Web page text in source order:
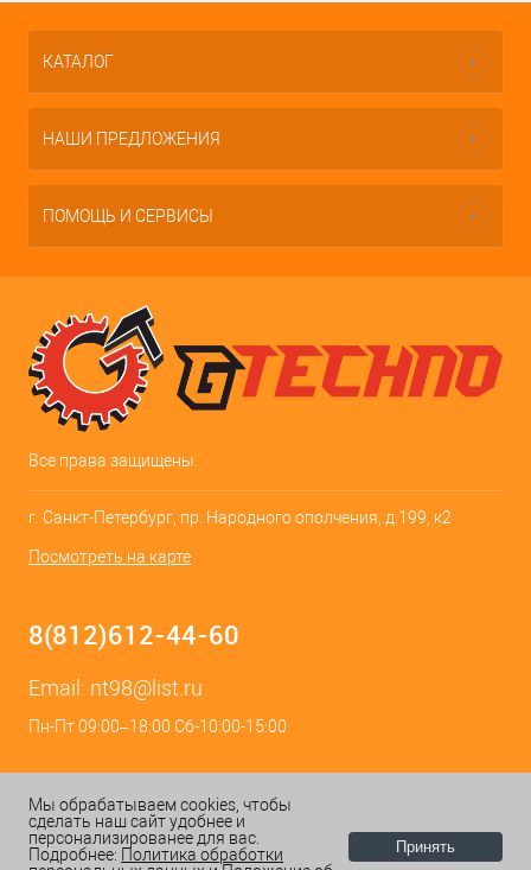
КАТАЛОГ
НАШИ ПРЕДЛОЖЕНИЯ
ПОМОЩЬ И СЕРВИСЫ
Все права защищены.
г. Санкт-Петербург, пр. Народного ополчения, д.199, к2
Посмотреть на карте
8(812)612-44-60
Email: nt98@list.ru
Пн-Пт 09:00–18:00 Сб-10:00-15:00
Мы обрабатываем cookies, чтобы
сделать наш сайт удобнее и
персонализированее для вас.
Подробнее: Политика обработки
Принять